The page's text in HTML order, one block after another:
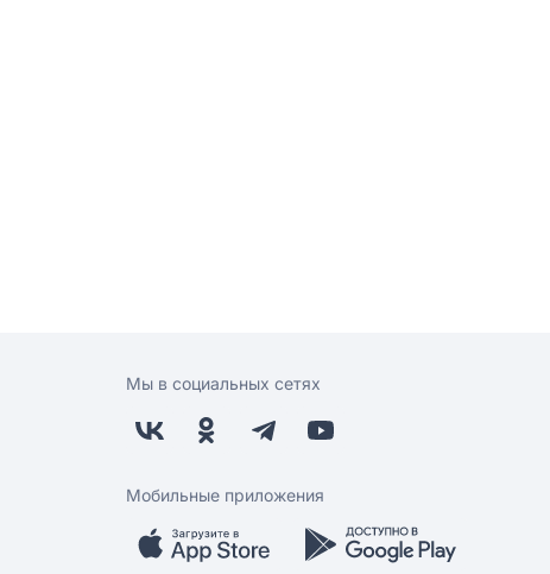
Мы в социальных сетях
Мобильные приложения